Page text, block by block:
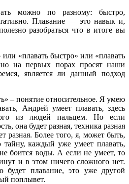
можно по разному: быстро,
Плавание — это навык и,
разобраться что в итоге вы
или «плавать быстро» или «плавать
на первых порах просят наши
является ли данный подход
– понятие относительное. Я умею
Андрей умеет плавать, здесь
из людей пальцем. Но если
она будет разная, техника разная
разная. Более того, я, может быть,
каждый уже умеет плавать,
боится воды. А если не умеет, то
и в этом ничего сложного нет.
будет плавание, это уже другой
поплывет.